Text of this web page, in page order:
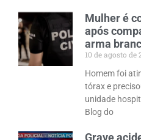
Mulher é
após
arma
10 de agosto de
Homem foi
tórax e
unidade
Blog do
Grave